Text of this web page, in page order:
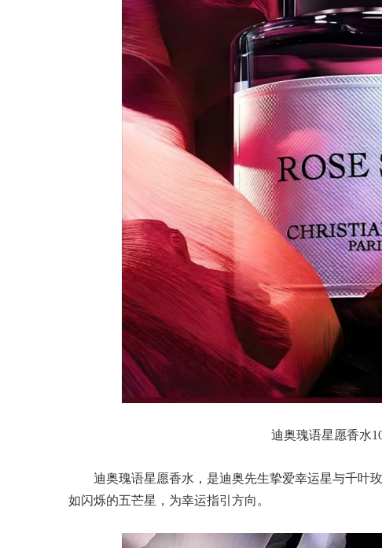
迪奥瑰语星愿香水
迪奥瑰语星愿香水，是迪奥先生挚爱幸运星与千叶
如闪烁的五芒星，为幸运指引方向。